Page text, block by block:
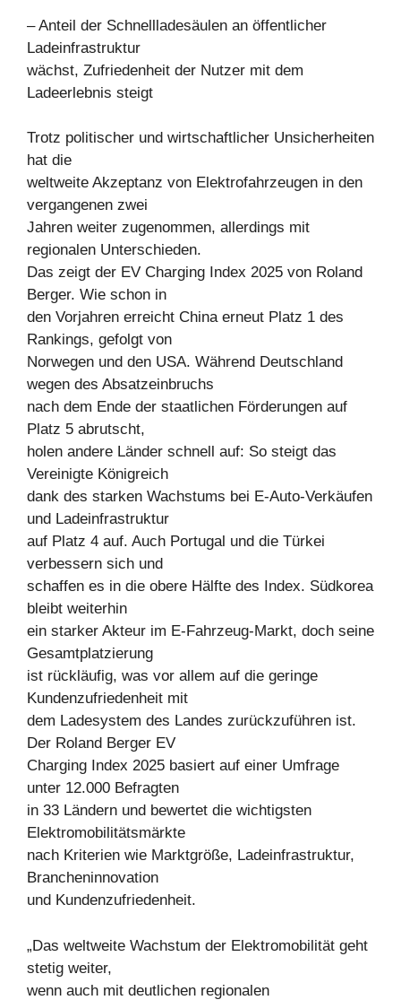
– Anteil der Schnellladesäulen an öffentlicher
Ladeinfrastruktur
wächst, Zufriedenheit der Nutzer mit dem
Ladeerlebnis steigt
Trotz politischer und wirtschaftlicher Unsicherheiten
hat die
weltweite Akzeptanz von Elektrofahrzeugen in den
vergangenen zwei
Jahren weiter zugenommen, allerdings mit
regionalen Unterschieden.
Das zeigt der EV Charging Index 2025 von Roland
Berger. Wie schon in
den Vorjahren erreicht China erneut Platz 1 des
Rankings, gefolgt von
Norwegen und den USA. Während Deutschland
wegen des Absatzeinbruchs
nach dem Ende der staatlichen Förderungen auf
Platz 5 abrutscht,
holen andere Länder schnell auf: So steigt das
Vereinigte Königreich
dank des starken Wachstums bei E-Auto-Verkäufen
und Ladeinfrastruktur
auf Platz 4 auf. Auch Portugal und die Türkei
verbessern sich und
schaffen es in die obere Hälfte des Index. Südkorea
bleibt weiterhin
ein starker Akteur im E-Fahrzeug-Markt, doch seine
Gesamtplatzierung
ist rückläufig, was vor allem auf die geringe
Kundenzufriedenheit mit
dem Ladesystem des Landes zurückzuführen ist.
Der Roland Berger EV
Charging Index 2025 basiert auf einer Umfrage
unter 12.000 Befragten
in 33 Ländern und bewertet die wichtigsten
Elektromobilitätsmärkte
nach Kriterien wie Marktgröße, Ladeinfrastruktur,
Brancheninnovation
und Kundenzufriedenheit.
„Das weltweite Wachstum der Elektromobilität geht
stetig weiter,
wenn auch mit deutlichen regionalen